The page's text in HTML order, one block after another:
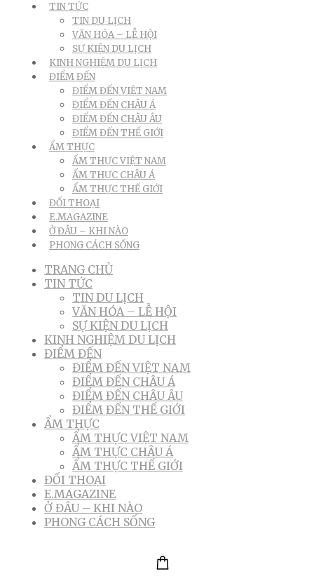
TIN TỨC
TIN DU LỊCH
VĂN HÓA – LỄ HỘI
SỰ KIỆN DU LỊCH
KINH NGHIỆM DU LỊCH
ĐIỂM ĐẾN
ĐIỂM ĐẾN VIỆT NAM
ĐIỂM ĐẾN CHÂU Á
ĐIỂM ĐẾN CHÂU ÂU
ĐIỂM ĐẾN THẾ GIỚI
ẨM THỰC
ẨM THỰC VIỆT NAM
ẨM THỰC CHÂU Á
ẨM THỰC THẾ GIỚI
ĐỐI THOẠI
E.MAGAZINE
Ở ĐÂU – KHI NÀO
PHONG CÁCH SỐNG
TRANG CHỦ
TIN TỨC
TIN DU LỊCH
VĂN HÓA – LỄ HỘI
SỰ KIỆN DU LỊCH
KINH NGHIỆM DU LỊCH
ĐIỂM ĐẾN
ĐIỂM ĐẾN VIỆT NAM
ĐIỂM ĐẾN CHÂU Á
ĐIỂM ĐẾN CHÂU ÂU
ĐIỂM ĐẾN THẾ GIỚI
ẨM THỰC
ẨM THỰC VIỆT NAM
ẨM THỰC CHÂU Á
ẨM THỰC THẾ GIỚI
ĐỐI THOẠI
E.MAGAZINE
Ở ĐÂU – KHI NÀO
PHONG CÁCH SỐNG